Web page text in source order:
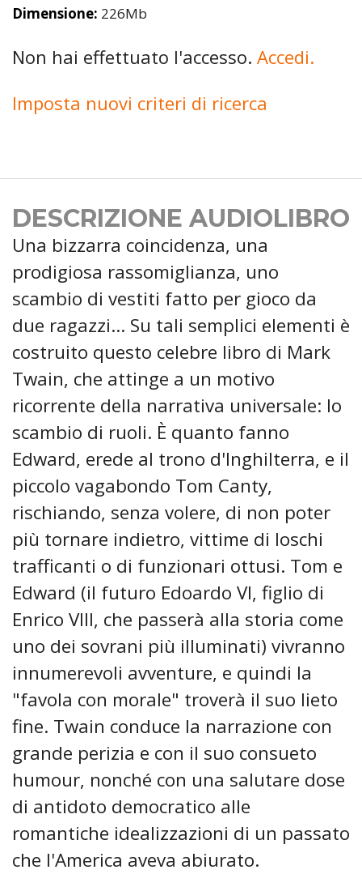
Dimensione: 226Mb
Non hai effettuato l'accesso. Accedi.
Imposta nuovi criteri di ricerca
DESCRIZIONE AUDIOLIBRO
Una bizzarra coincidenza, una
prodigiosa rassomiglianza, uno
scambio di vestiti fatto per gioco da
due ragazzi... Su tali semplici elementi è
costruito questo celebre libro di Mark
Twain, che attinge a un motivo
ricorrente della narrativa universale: lo
scambio di ruoli. È quanto fanno
Edward, erede al trono d'Inghilterra, e il
piccolo vagabondo Tom Canty,
rischiando, senza volere, di non poter
più tornare indietro, vittime di loschi
trafficanti o di funzionari ottusi. Tom e
Edward (il futuro Edoardo VI, figlio di
Enrico VIII, che passerà alla storia come
uno dei sovrani più illuminati) vivranno
innumerevoli avventure, e quindi la
"favola con morale" troverà il suo lieto
fine. Twain conduce la narrazione con
grande perizia e con il suo consueto
humour, nonché con una salutare dose
di antidoto democratico alle
romantiche idealizzazioni di un passato
che l'America aveva abiurato.